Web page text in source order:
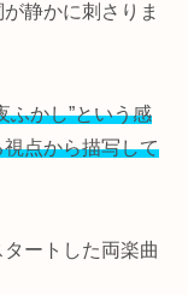
静かに刺さりま
ふかし”という感
点から描写して
ートした両楽曲